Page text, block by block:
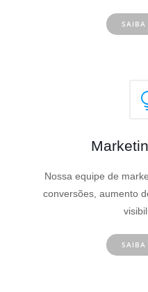
SAIBA
Nossa equipe de
conversões, aumento
SAIBA